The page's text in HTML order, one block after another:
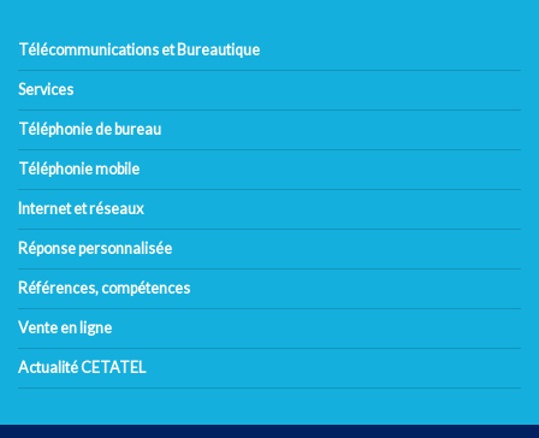
Télécommunications et Bureautique
Services
Téléphonie de bureau
Téléphonie mobile
Internet et réseaux
Réponse personnalisée
Références, compétences
Vente en ligne
Actualité CETATEL